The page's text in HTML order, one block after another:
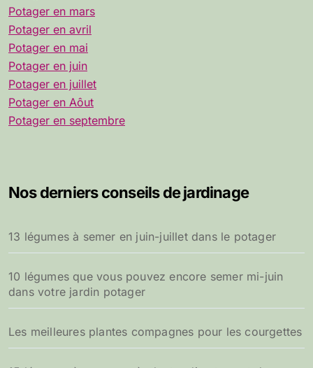
Potager en mars
Potager en avril
Potager en mai
Potager en juin
Potager en juillet
Potager en Aôut
Potager en septembre
Nos derniers conseils de jardinage
13 légumes à semer en juin-juillet dans le potager
10 légumes que vous pouvez encore semer mi-juin
dans votre jardin potager
Les meilleures plantes compagnes pour les courgettes